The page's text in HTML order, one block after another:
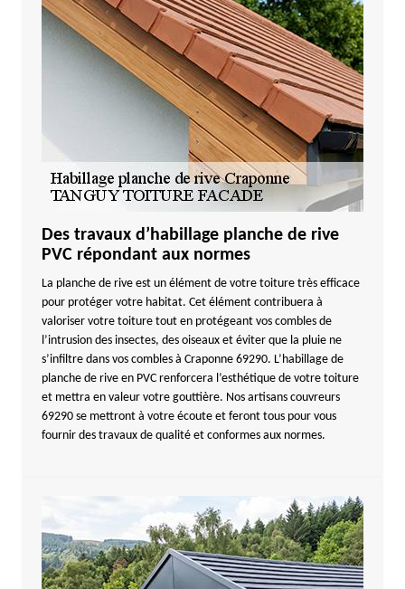
Des travaux d’habillage planche de rive
PVC répondant aux normes
La planche de rive est un élément de votre toiture très efficace
pour protéger votre habitat. Cet élément contribuera à
valoriser votre toiture tout en protégeant vos combles de
l’intrusion des insectes, des oiseaux et éviter que la pluie ne
s’infiltre dans vos combles à Craponne 69290. L’habillage de
planche de rive en PVC renforcera l’esthétique de votre toiture
et mettra en valeur votre gouttière. Nos artisans couvreurs
69290 se mettront à votre écoute et feront tous pour vous
fournir des travaux de qualité et conformes aux normes.